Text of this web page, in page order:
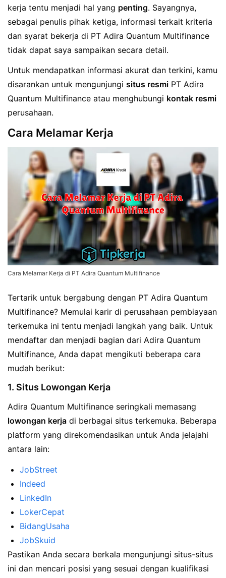
kerja tentu menjadi hal yang penting. Sayangnya,
sebagai penulis pihak ketiga, informasi terkait kriteria
dan syarat bekerja di PT Adira Quantum Multifinance
tidak dapat saya sampaikan secara detail.
Untuk mendapatkan informasi akurat dan terkini, kamu
disarankan untuk mengunjungi situs resmi PT Adira
Quantum Multifinance atau menghubungi kontak resmi
perusahaan.
Cara Melamar Kerja
Cara Melamar Kerja di PT Adira Quantum Multifinance
Tertarik untuk bergabung dengan PT Adira Quantum
Multifinance? Memulai karir di perusahaan pembiayaan
terkemuka ini tentu menjadi langkah yang baik. Untuk
mendaftar dan menjadi bagian dari Adira Quantum
Multifinance, Anda dapat mengikuti beberapa cara
mudah berikut:
1. Situs Lowongan Kerja
Adira Quantum Multifinance seringkali memasang
lowongan kerja di berbagai situs terkemuka. Beberapa
platform yang direkomendasikan untuk Anda jelajahi
antara lain:
JobStreet
Indeed
LinkedIn
LokerCepat
BidangUsaha
JobSkuid
Pastikan Anda secara berkala mengunjungi situs-situs
ini dan mencari posisi yang sesuai dengan kualifikasi